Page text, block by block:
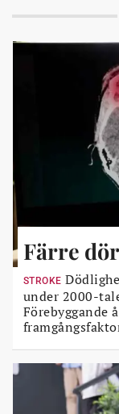
Färre
STROKE
under 2000-
Förebyggande